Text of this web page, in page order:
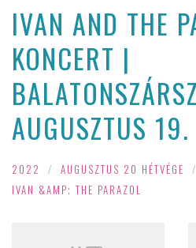
IVAN AND THE
KONCERT |
AUGUSZTUS 19.
2022 / AUGUSZTUS 20 HÉTVÉGE /
IVAN &AMP; THE PARAZOL